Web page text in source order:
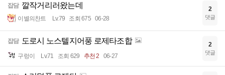
잡담 깔작거리러왔는데
이별의찬트 Lv.79 조회 675 06-28
2
댓글
잡담 도로시 노스텔지어풍 로제타조합
구렁이 Lv.71 조회 629 추천 2 06-27
2
댓글